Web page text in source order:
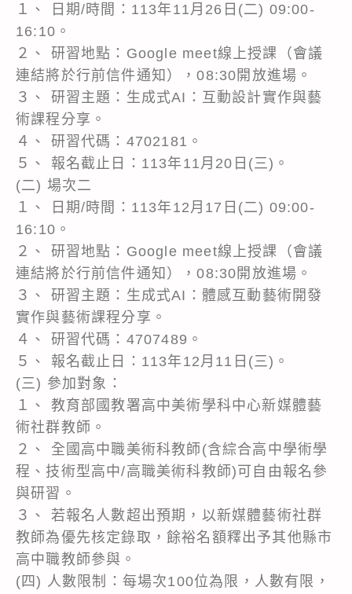
１、 日期/時間：113年11月26日(二) 09:00-
16:10。
２、 研習地點：Google meet線上授課（會議
連結將於行前信件通知），08:30開放進場。
３、 研習主題：生成式AI：互動設計實作與藝
術課程分享。
４、 研習代碼：4702181。
５、 報名截止日：113年11月20日(三)。
(二) 場次二
１、 日期/時間：113年12月17日(二) 09:00-
16:10。
２、 研習地點：Google meet線上授課（會議
連結將於行前信件通知），08:30開放進場。
３、 研習主題：生成式AI：體感互動藝術開發
實作與藝術課程分享。
４、 研習代碼：4707489。
５、 報名截止日：113年12月11日(三)。
(三) 參加對象：
１、 教育部國教署高中美術學科中心新媒體藝
術社群教師。
２、 全國高中職美術科教師(含綜合高中學術學
程、技術型高中/高職美術科教師)可自由報名參
與研習。
３、 若報名人數超出預期，以新媒體藝術社群
教師為優先核定錄取，餘裕名額釋出予其他縣市
高中職教師參與。
(四) 人數限制：每場次100位為限，人數有限，